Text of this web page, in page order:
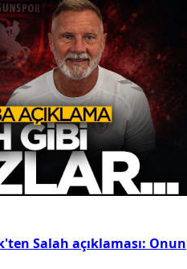
Salah açıklaması: Onun